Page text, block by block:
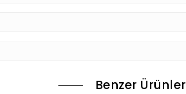
Benzer Ürünler